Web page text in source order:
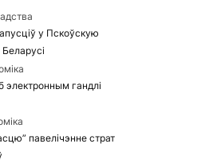
у Пскоўскую
электронным гандлі
павелічэнне страт